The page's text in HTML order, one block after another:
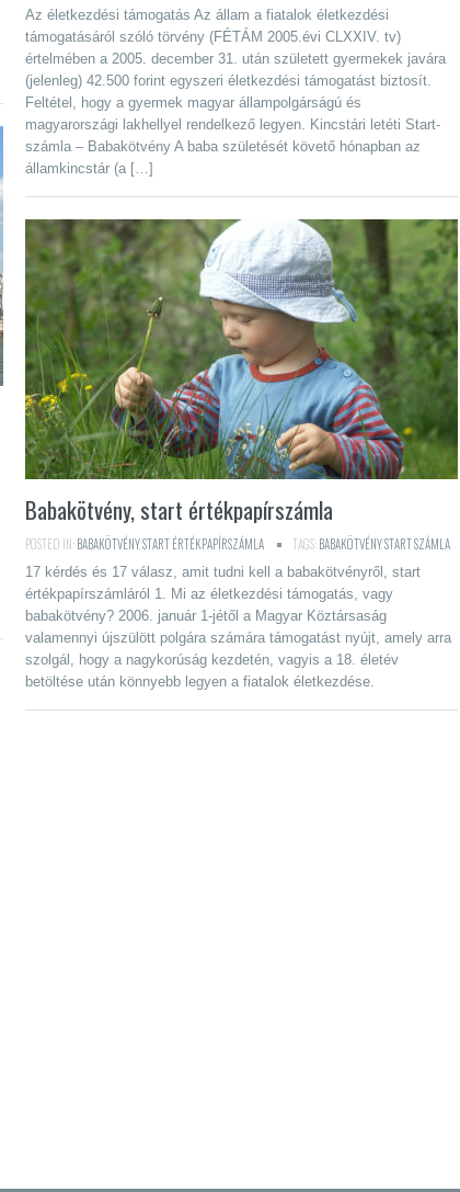
Az életkezdési támogatás Az állam a fiatalok életkezdési
támogatásáról szóló törvény (FÉTÁM 2005.évi CLXXIV. tv)
értelmében a 2005. december 31. után született gyermekek javára
(jelenleg) 42.500 forint egyszeri életkezdési támogatást biztosít.
Feltétel, hogy a gyermek magyar állampolgárságú és
magyarországi lakhellyel rendelkező legyen. Kincstári letéti Start-
számla – Babakötvény A baba születését követő hónapban az
államkincstár (a […]
Babakötvény, start értékpapírszámla
POSTED IN:BABAKÖTVÉNY,START ÉRTÉKPAPÍRSZÁMLA TAGS:BABAKÖTVÉNY,START SZÁMLA
17 kérdés és 17 válasz, amit tudni kell a babakötvényről, start
értékpapírszámláról 1. Mi az életkezdési támogatás, vagy
babakötvény? 2006. január 1-jétől a Magyar Köztársaság
valamennyi újszülött polgára számára támogatást nyújt, amely arra
szolgál, hogy a nagykorúság kezdetén, vagyis a 18. életév
betöltése után könnyebb legyen a fiatalok életkezdése.